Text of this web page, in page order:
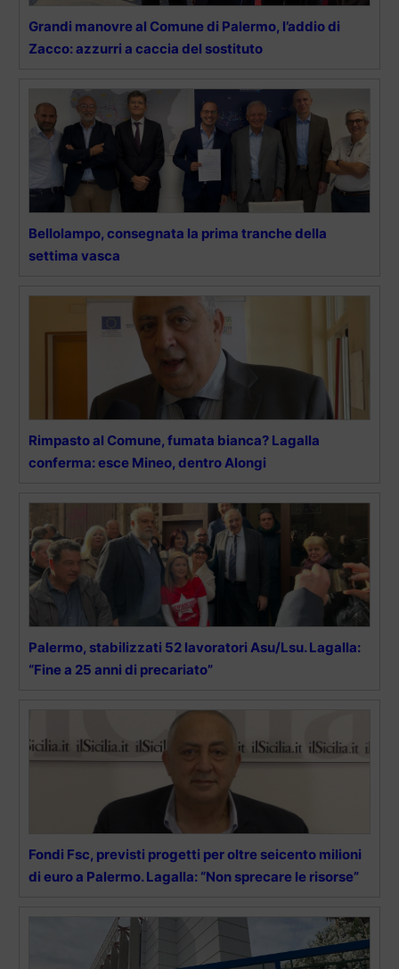
Grandi manovre al Comune di Palermo, l’addio di
Zacco: azzurri a caccia del sostituto
Bellolampo, consegnata la prima tranche della
settima vasca
Rimpasto al Comune, fumata bianca? Lagalla
conferma: esce Mineo, dentro Alongi
Palermo, stabilizzati 52 lavoratori Asu/Lsu. Lagalla:
“Fine a 25 anni di precariato”
Fondi Fsc, previsti progetti per oltre seicento milioni
di euro a Palermo. Lagalla: “Non sprecare le risorse”